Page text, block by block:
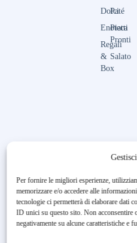
Gestisci
Per fornire le migliori esperienze,
memorizzare e/o accedere alle
tecnologie ci permetterà di elaborare dati
ID unici su questo sito. Non
negativamente su alcune caratteristiche e
Dolci
Enoteca
Regali
&
Box
Paté
Piatti
Pronti
Salato
Unfortunately, the
period has expired.
subscription plans!